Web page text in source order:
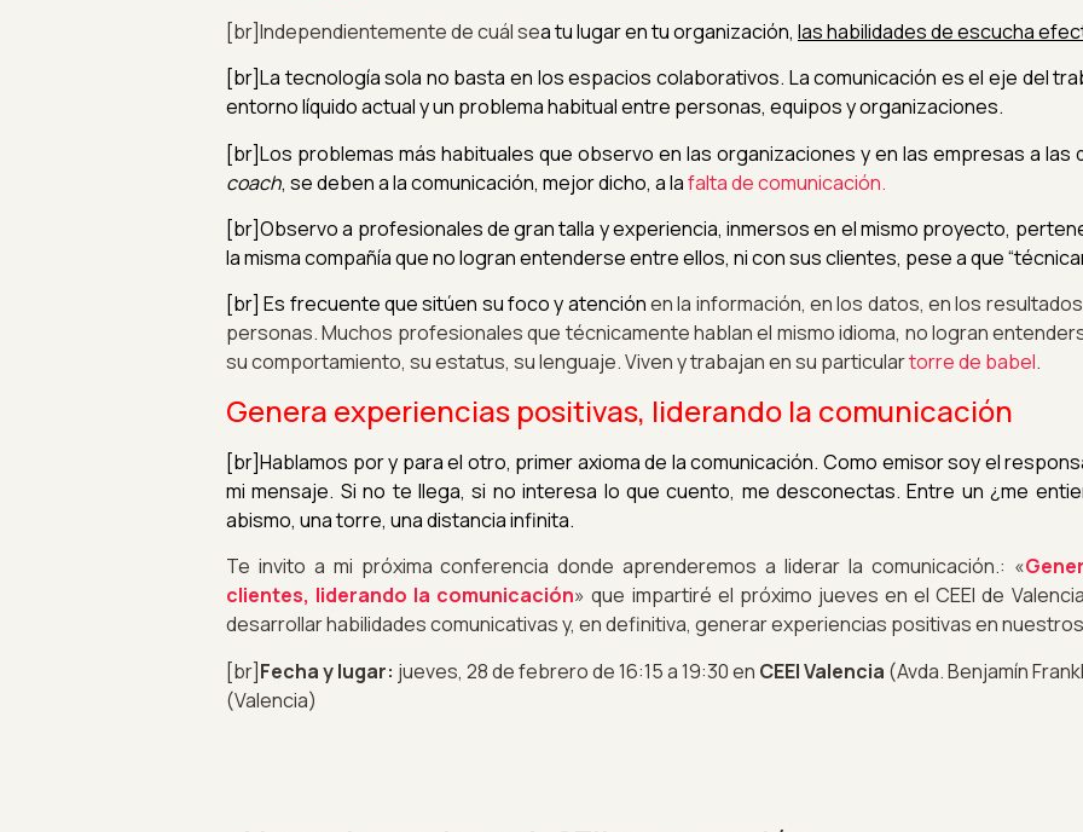
[br]Independientemente de cuál sea tu lugar en tu organización, las habilidades de escucha
[br]La tecnología sola no basta en los espacios colaborativos. La comunicación es el eje del
entorno líquido actual y un problema habitual entre personas, equipos y organizaciones.
[br]Los problemas más habituales que observo en las organizaciones y en las empresas a las
coach, se deben a la comunicación, mejor dicho, a lafalta de comunicación.
[br]Observo a profesionales de gran talla y experiencia, inmersos en el mismo proyecto,
la misma compañía que no logran entenderse entre ellos, ni con sus clientes, pese a que
[br] Es frecuente que sitúen su foco y atenciónen la información, en los datos, en los
personas. Muchos profesionales que técnicamente hablan el mismo idioma, no logran
su comportamiento, su estatus, su lenguaje. Viven y trabajan en su particulartorre de babel.
Genera experiencias positivas, liderando la comunicación
[br]Hablamos por y para el otro, primer axioma de la comunicación. Como emisor soy el
mi mensaje. Si no te llega, si no interesa lo que cuento, me desconectas. Entre un ¿me
abismo, una torre, una distancia infinita.
Te invito a mi próxima conferencia donde aprenderemos a liderar la comunicación.: «
clientes, liderando la comunicación» que impartiré el próximo jueves en el CEEI de
desarrollar habilidades comunicativas y, en definitiva, generar experiencias positivas en
[br]Fecha y lugar: jueves, 28 de febrero de 16:15 a 19:30 en CEEI Valencia (Avda. Benjamín
(Valencia)